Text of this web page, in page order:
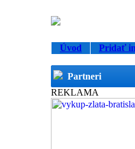
Úvod Pridať
Partneri
REKLAMA